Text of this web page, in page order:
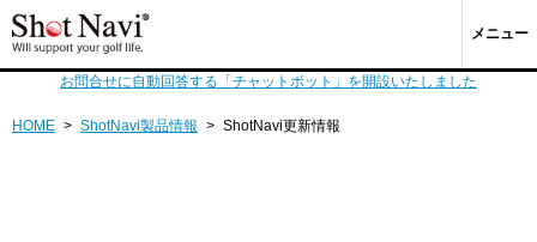
メニュー
お問合せに自動回答する「チャットボット」を開設いたしました
HOME > ShotNavi製品情報 > ShotNavi更新情報